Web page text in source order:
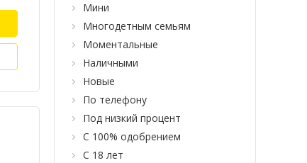
Мини
Многодетным семьям
Моментальные
Наличными
Новые
По телефону
Под низкий процент
С 100% одобрением
С 18 лет